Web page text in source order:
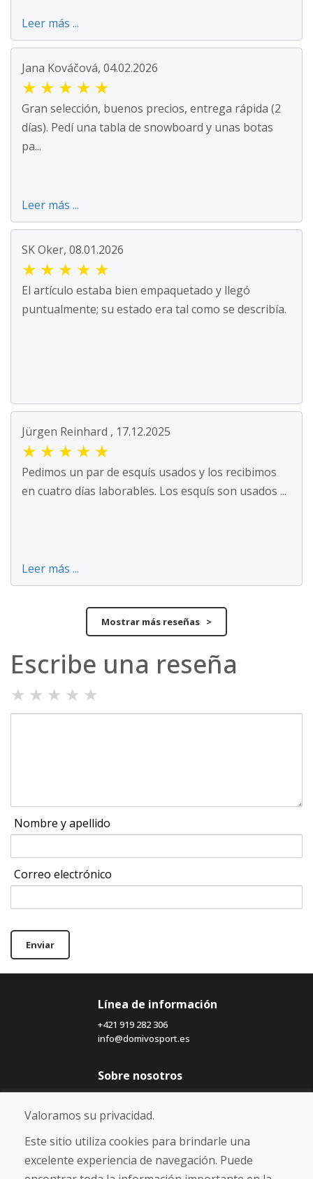
Leer más ...
Jana Kováčová, 04.02.2026
★ ★ ★ ★ ★
Gran selección, buenos precios, entrega rápida (2
días). Pedí una tabla de snowboard y unas botas
pa...
Leer más ...
SK Oker, 08.01.2026
★ ★ ★ ★ ★
El artículo estaba bien empaquetado y llegó
puntualmente; su estado era tal como se describía.
Jürgen Reinhard , 17.12.2025
★ ★ ★ ★ ★
Pedimos un par de esquís usados y los recibimos
en cuatro días laborables. Los esquís son usados ...
Leer más ...
Mostrar más reseñas >
Escribe una reseña
★ ★ ★ ★ ★
Nombre y apellido
Correo electrónico
Enviar
Línea de información
+421 919 282 306
info@domivosport.es
Sobre nosotros
Blog
Sobre nosotros
Comercio
Contacto
Compra
Valoramos su privacidad.
Este sitio utiliza cookies para brindarle una
excelente experiencia de navegación. Puede